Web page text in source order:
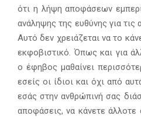
ότι η λήψη αποφάσεων
ανάληψης της ευθύνης για
Αυτό δεν χρειάζεται να το
εκφοβιστικό. Όπως και για
ο έφηβος μαθαίνει
εσείς οι ίδιοι και όχι από
εσάς στην ανθρώπινή σας
αποφάσεις, να κάνετε